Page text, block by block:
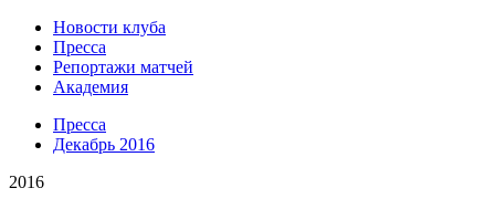
Новости клуба
Пресса
Репортажи матчей
Академия
Пресса
Декабрь 2016
2016